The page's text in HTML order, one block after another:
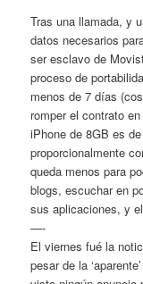
Tras una llamada, y
datos necesarios
ser esclavo de
proceso de
menos de 7 días
romper el contrato
iPhone de 8GB es
proporcionalmente
queda menos para
blogs, escuchar en
sus aplicaciones, y
—-
El viernes fué la
pesar de la